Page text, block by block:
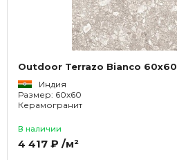
Outdoor Terrazo Bianco 60x60
Индия
Размер: 60x60
Керамогранит
В наличии
4 417 ₽ /м²